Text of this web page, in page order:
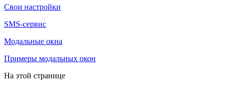
Свои настройки
SMS-сервис
Модальные окна
Примеры модальных окон
На этой странице